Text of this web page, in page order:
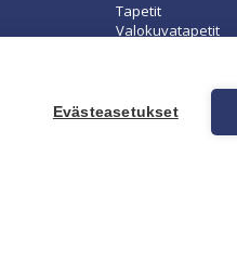
Evästeasetukset
Tapetit
Valokuvatapetit